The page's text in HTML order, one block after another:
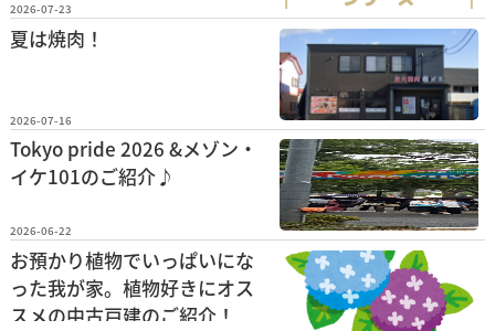
2026-07-23
夏は焼肉！
2026-07-16
Tokyo pride 2026 &メゾン・
イケ101のご紹介♪
2026-06-22
お預かり植物でいっぱいにな
った我が家。植物好きにオス
スメの中古戸建のご紹介！